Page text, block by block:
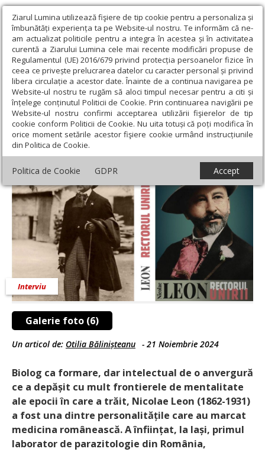
Ziarul Lumina utilizează fişiere de tip cookie pentru a personaliza și
îmbunătăți experiența ta pe Website-ul nostru. Te informăm că ne-
am actualizat politicile pentru a integra în acestea și în activitatea
curentă a Ziarului Lumina cele mai recente modificări propuse de
Regulamentul (UE) 2016/679 privind protecția persoanelor fizice în
ceea ce privește prelucrarea datelor cu caracter personal și privind
libera circulație a acestor date. Înainte de a continua navigarea pe
Website-ul nostru te rugăm să aloci timpul necesar pentru a citi și
înțelege conținutul Politicii de Cookie. Prin continuarea navigării pe
Website-ul nostru confirmi acceptarea utilizării fişierelor de tip
cookie conform Politicii de Cookie. Nu uita totuși că poți modifica în
orice moment setările acestor fişiere cookie urmând instrucțiunile
din Politica de Cookie.
Politica de Cookie GDPR Accept
Ziarul Lumina › Educaţie și Cultură › Interviu › Nicolae Leon, „un
filantrop al cunoașterii”
Nicolae Leon, „un filantrop al cunoașterii”
Galerie foto (6)
Interviu
Un articol de: Otilia Bălinișteanu - 21 Noiembrie 2024
Biolog ca formare, dar intelectual de o anvergură
ce a depășit cu mult frontierele de mentalitate
ale epocii în care a trăit, Nicolae Leon (1862-1931)
a fost una dintre personalitățile care au marcat
medicina românească. A înființat, la Iași, primul
laborator de parazitologie din România,